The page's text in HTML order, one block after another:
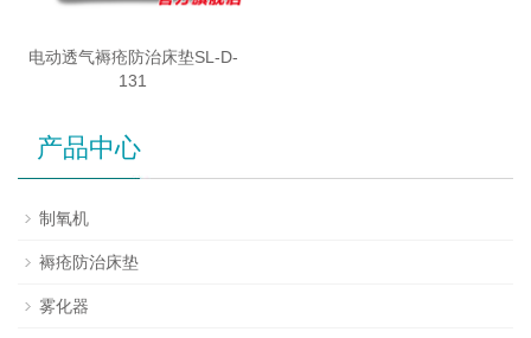
电动透气褥疮防治床垫SL-D-
131
产品中心
制氧机
褥疮防治床垫
雾化器